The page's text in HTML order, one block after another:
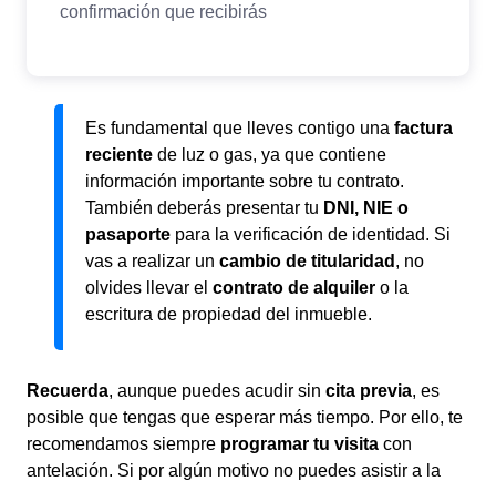
Es fundamental que lleves contigo una factura
reciente de luz o gas, ya que contiene
información importante sobre tu contrato.
También deberás presentar tu DNI, NIE o
pasaporte para la verificación de identidad. Si
vas a realizar un cambio de titularidad , no
olvides llevar el contrato de alquiler o la
escritura de propiedad del inmueble.
Recuerda, aunque puedes acudir sin cita previa, es
posible que tengas que esperar más tiempo. Por ello, te
recomendamos siempre programar tu visita con
antelación. Si por algún motivo no puedes asistir a la